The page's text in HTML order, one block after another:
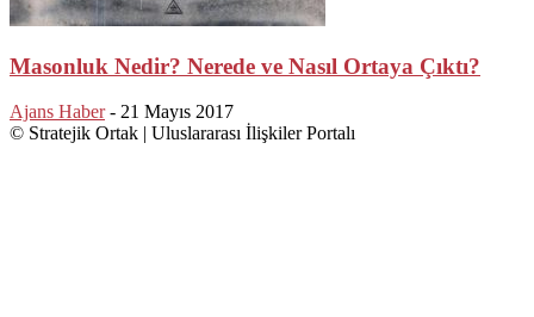
Masonluk Nedir? Nerede ve Nasıl Ortaya Çıktı?
Ajans Haber - 21 Mayıs 2017
© Stratejik Ortak | Uluslararası İlişkiler Portalı